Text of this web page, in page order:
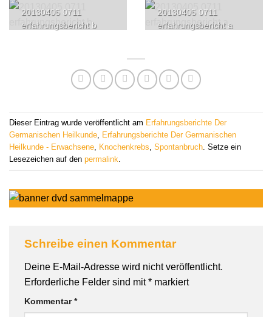
20130405 0711
erfahrungsbericht b
20130405 0711
erfahrungsbericht a
Dieser Eintrag wurde veröffentlicht am Erfahrungsberichte Der
Germanischen Heilkunde Erfahrungsberichte Der Germanischen
Heilkunde - Erwachsene Knochenkrebs Spontanbruch . Setze ein
Lesezeichen auf den permalink
Schreibe einen Kommentar
Deine E-Mail-Adresse wird nicht veröffentlicht.
Erforderliche Felder sind mit* markiert
Kommentar*